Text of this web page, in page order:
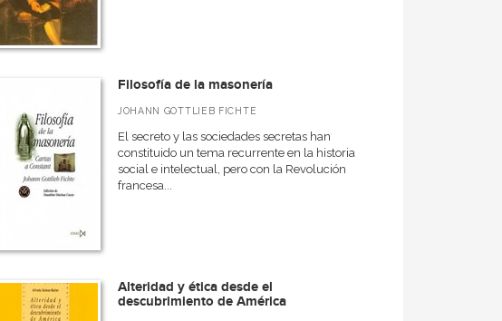
Filosofía de la masonería
JOHANN GOTTLIEB FICHTE
El secreto y las sociedades secretas han
constituido un tema recurrente en la historia
social e intelectual, pero con la Revolución
francesa...
Alteridad y ética desde el
descubrimiento de América